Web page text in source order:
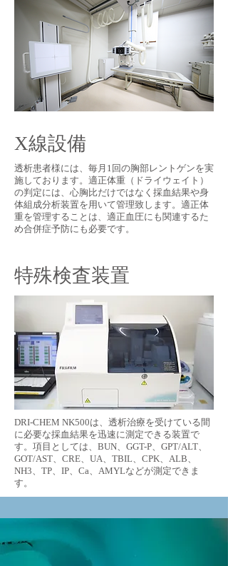
X線設備
透析患者様には、毎月1回の胸部レントゲンを実
施しております。適正体重（ドライウェイト）
の判定には、心胸比だけではなく採血結果や身
体組成分析装置を用いて管理致します。適正体
重を管理することは、適正血圧にも関連するた
め合併症予防にも必要です。
特殊検査装置
DRI-CHEM NK500は、透析治療を受けている間
に必要な採血結果を迅速に測定できる装置で
す。項目としては、BUN、GGT-P、GPT/ALT、
GOT/AST、CRE、UA、TBIL、CPK、ALB、
NH3、TP、IP、Ca、AMYLなどが測定できま
す。